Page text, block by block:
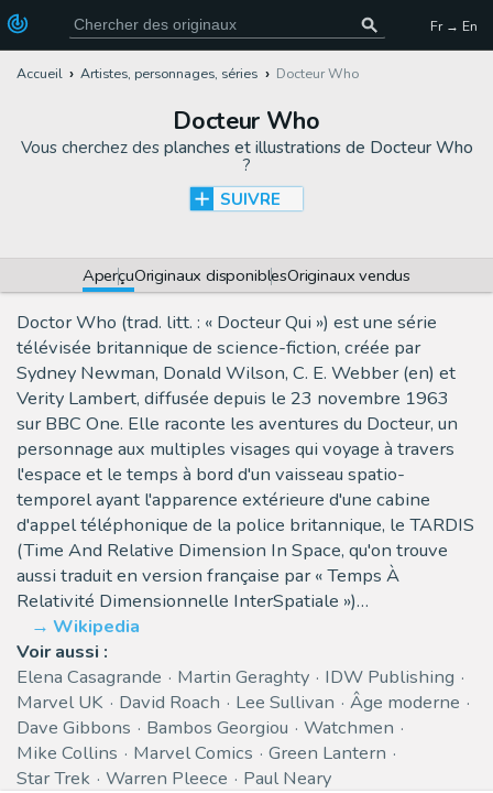
Fr → En
Accueil Artistes, personnages, séries Docteur Who
Docteur Who
Vous cherchez des planches et illustrations de Docteur Who
?
SUIVRE
AperçuOriginaux disponiblesOriginaux vendus
Doctor Who (trad. litt. : « Docteur Qui ») est une série
télévisée britannique de science-fiction, créée par
Sydney Newman, Donald Wilson, C. E. Webber (en) et
Verity Lambert, diffusée depuis le 23 novembre 1963
sur BBC One. Elle raconte les aventures du Docteur, un
personnage aux multiples visages qui voyage à travers
l'espace et le temps à bord d'un vaisseau spatio-
temporel ayant l'apparence extérieure d'une cabine
d'appel téléphonique de la police britannique, le TARDIS
(Time And Relative Dimension In Space, qu'on trouve
aussi traduit en version française par « Temps À
Relativité Dimensionnelle InterSpatiale »)…
Wikipedia
Voir aussi :
Elena Casagrande
Martin Geraghty
IDW Publishing
Marvel UK
David Roach Lee Sullivan
Âge moderne
Dave Gibbons
Bambos Georgiou
Watchmen
Mike Collins
Marvel Comics
Green Lantern
Star Trek
Warren Pleece Paul Neary